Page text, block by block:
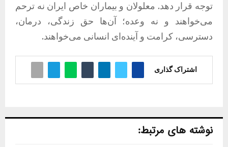
توجه قرار دهد. معلولان و بیماران خاص ایران نه ترحم
می‌خواهند و نه وعده؛ آن‌ها حق زندگی، درمان،
دسترسی، کرامت و آینده‌ای انسانی می‌خواهند.
اشتراک گذاری
نوشته های مرتبط: